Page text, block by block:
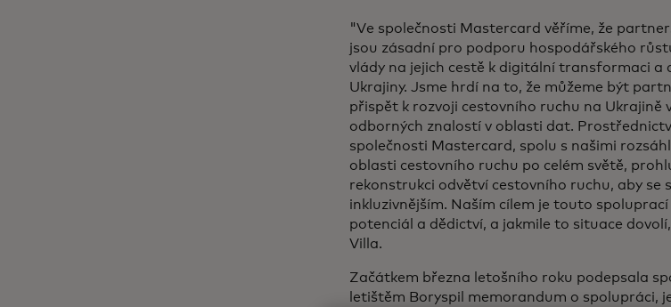
"Ve společnosti Mastercard věříme, že
jsou zásadní pro podporu hospodářského
vlády na jejich cestě k digitální transformaci a
Ukrajiny. Jsme hrdí na to, že můžeme být
přispět k rozvoji cestovního ruchu na
odborných znalostí v oblasti dat.
společnosti Mastercard, spolu s našimi
oblasti cestovního ruchu po celém světě,
rekonstrukci odvětví cestovního ruchu, aby se
inkluzivnějším. Naším cílem je touto
potenciál a dědictví, a jakmile to situace
Villa.
Začátkem března letošního roku podepsala
letištěm Boryspil memorandum o spolupráci,